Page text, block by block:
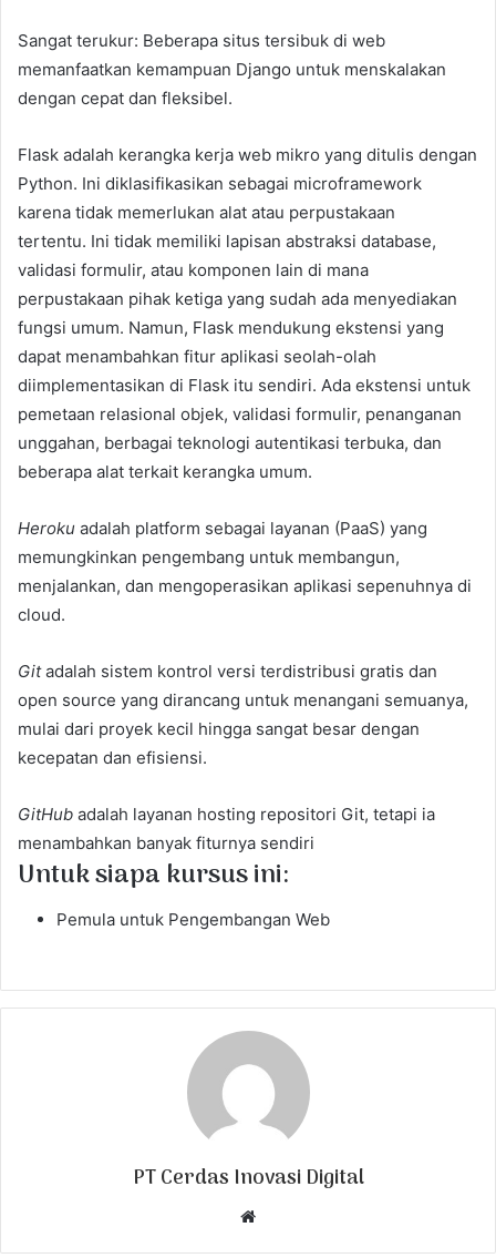
Sangat terukur: Beberapa situs tersibuk di web
memanfaatkan kemampuan Django untuk menskalakan
dengan cepat dan fleksibel.
Flask adalah kerangka kerja web mikro yang ditulis dengan
Python. Ini diklasifikasikan sebagai microframework
karena tidak memerlukan alat atau perpustakaan
tertentu. Ini tidak memiliki lapisan abstraksi database,
validasi formulir, atau komponen lain di mana
perpustakaan pihak ketiga yang sudah ada menyediakan
fungsi umum. Namun, Flask mendukung ekstensi yang
dapat menambahkan fitur aplikasi seolah-olah
diimplementasikan di Flask itu sendiri. Ada ekstensi untuk
pemetaan relasional objek, validasi formulir, penanganan
unggahan, berbagai teknologi autentikasi terbuka, dan
beberapa alat terkait kerangka umum.
Heroku adalah platform sebagai layanan (PaaS) yang
memungkinkan pengembang untuk membangun,
menjalankan, dan mengoperasikan aplikasi sepenuhnya di
cloud.
Gitadalah sistem kontrol versi terdistribusi gratis dan
open source yang dirancang untuk menangani semuanya,
mulai dari proyek kecil hingga sangat besar dengan
kecepatan dan efisiensi.
GitHub adalah layanan hosting repositori Git, tetapi ia
menambahkan banyak fiturnya sendiri
Untuk siapa kursus ini:
Pemula untuk Pengembangan Web
PT Cerdas Inovasi Digital